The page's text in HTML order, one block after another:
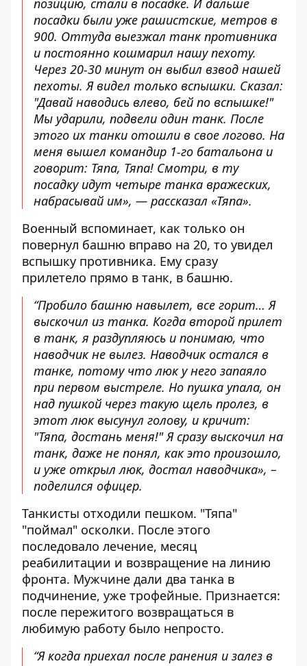
позицию, стали в посадке. И дальше
посадки были уже рашистские, метров в
900. Оттуда выезжал танк противника
и постоянно кошмарил нашу пехоту.
Через 20-30 минут он выбил взвод нашей
пехоты. Я видел только вспышки. Сказал:
"Давай наводись влево, бей по вспышке!"
Мы ударили, подвели один танк. После
этого их танки отошли в свое логово. На
меня вышел командир 1-го батальона и
говорит: Тяпа, Тяпа! Смотри, в ту
посадку идут четыре танка вражеских,
набрасывай им», — рассказал «Тяпа».
Военный вспоминает, как только он
повернул башню вправо на 20, то увидел
вспышку противника. Ему сразу
прилетело прямо в танк, в башню.
“Пробило башню навылет, все горит… Я
выскочил из танка. Когда второй прилет
в танк, я раздупляюсь и понимаю, что
наводчик не вылез. Наводчик остался в
танке, потому что люк у него запаяло
при первом выстреле. Но пушка упала, он
над пушкой через такую ​​щель пролез, в
этот люк высунул голову, и кричит:
"Тяпа, достань меня!" Я сразу выскочил на
танк, даже не понял, как это произошло,
и уже открыл люк, достал наводчика», –
поделился офицер.
Танкисты отходили пешком. "Тяпа"
"поймал" осколки. После этого
последовало лечение, месяц
реабилитации и возвращение на линию
фронта. Мужчине дали два танка в
подчинение, уже трофейные. Признается:
после пережитого возвращаться в
любимую работу было непросто.
“Я когда приехал после ранения и залез в